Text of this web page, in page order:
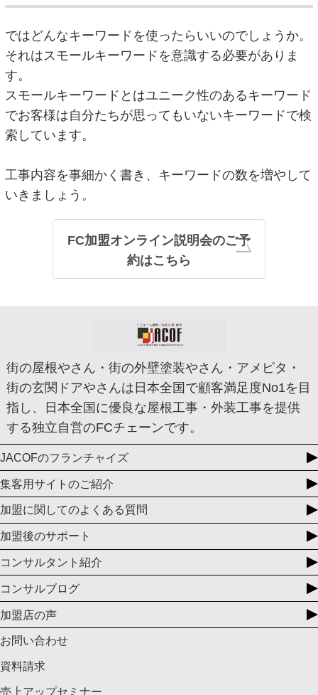
ではどんなキーワードを使ったらいいのでしょうか。
それはスモールキーワードを意識する必要がありま
す。
スモールキーワードとはユニーク性のあるキーワード
でお客様は自分たちが思ってもいないキーワードで検
索しています。
工事内容を事細かく書き、キーワードの数を増やして
いきましょう。
FC加盟オンライン説明会のご予
約はこちら
街の屋根やさん・街の外壁塗装やさん・アメピタ・
街の玄関ドアやさんは日本全国で顧客満足度No1を目
指し、日本全国に優良な屋根工事・外装工事を提供
する独立自営のFCチェーンです。
JACOFのフランチャイズ
集客用サイトのご紹介
加盟に関してのよくある質問
加盟後のサポート
コンサルタント紹介
コンサルブログ
加盟店の声
お問い合わせ
資料請求
売上アップセミナー